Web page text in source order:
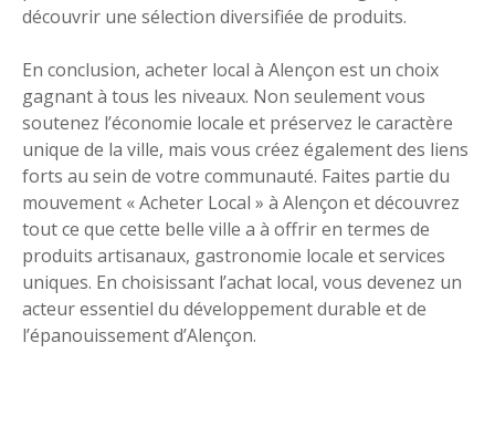
découvrir une sélection diversifiée de produits.
En conclusion, acheter local à Alençon est un choix
gagnant à tous les niveaux. Non seulement vous
soutenez l’économie locale et préservez le caractère
unique de la ville, mais vous créez également des liens
forts au sein de votre communauté. Faites partie du
mouvement « Acheter Local » à Alençon et découvrez
tout ce que cette belle ville a à offrir en termes de
produits artisanaux, gastronomie locale et services
uniques. En choisissant l’achat local, vous devenez un
acteur essentiel du développement durable et de
l’épanouissement d’Alençon.